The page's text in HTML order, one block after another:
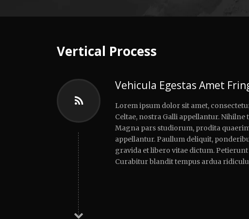
Vertical Process
Vehicula Egestas Amet
Lorem ipsum dolor sit amet,
Celtae, nostra Galli appellantur.
Magna pars studiorum, prodita
appellantur. Paullum deliquit,
gravida et libero vitae dictum.
Curabitur blandit tempus ardua